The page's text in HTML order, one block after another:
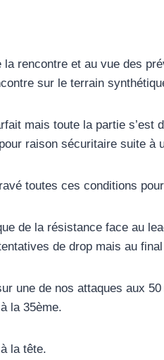
la rencontre et au vue des
sur le terrain
mais toute la partie
raison sécuritaire suite
toutes ces conditions
de la résistance face au
de drop mais au
une de nos attaques aux
la 35ème.
la tête.